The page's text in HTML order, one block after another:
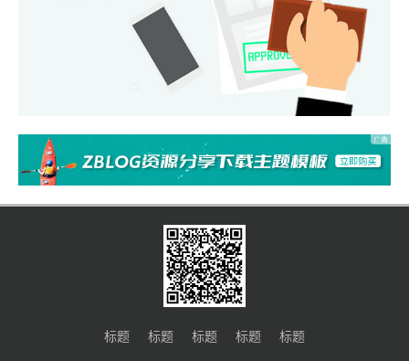
标题 标题 标题 标题 标题